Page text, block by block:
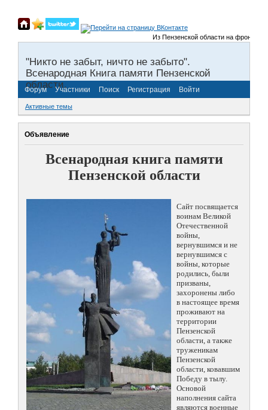
Из Пензенской области на фронты
"Никто не забыт, ничто не забыто".
Всенародная Книга памяти Пензенской
области.
Форум Участники Поиск Регистрация Войти
Активные темы
Объявление
Всенародная книга памяти
Пензенской области
Сайт посвящается
воинам Великой
Отечественной
войны,
вернувшимся и не
вернувшимся с
войны, которые
родились, были
призваны,
захоронены либо
в настоящее время
проживают на
территории
Пензенской
области, а также
труженикам
Пензенской
области, ковавшим
Победу в тылу.
Основой
наполнения сайта
являются военные